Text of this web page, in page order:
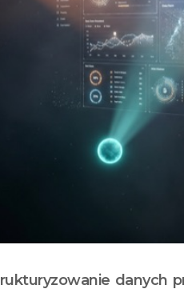
danych